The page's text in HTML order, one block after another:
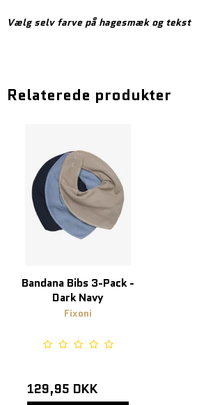
Vælg selv farve på hagesmæk og tekst
Relaterede produkter
Bandana Bibs 3-Pack -
Dark Navy
Fixoni
129,95 DKK